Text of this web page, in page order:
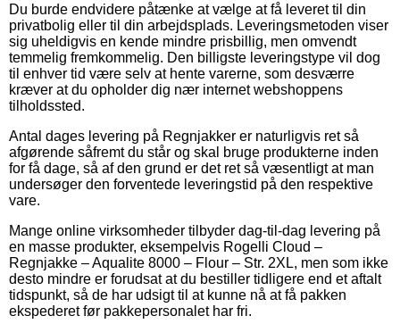
Du burde endvidere påtænke at vælge at få leveret til din
privatbolig eller til din arbejdsplads. Leveringsmetoden viser
sig uheldigvis en kende mindre prisbillig, men omvendt
temmelig fremkommelig. Den billigste leveringstype vil dog
til enhver tid være selv at hente varerne, som desværre
kræver at du opholder dig nær internet webshoppens
tilholdssted.
Antal dages levering på Regnjakker er naturligvis ret så
afgørende såfremt du står og skal bruge produkterne inden
for få dage, så af den grund er det ret så væsentligt at man
undersøger den forventede leveringstid på den respektive
vare.
Mange online virksomheder tilbyder dag-til-dag levering på
en masse produkter, eksempelvis Rogelli Cloud –
Regnjakke – Aqualite 8000 – Flour – Str. 2XL, men som ikke
desto mindre er forudsat at du bestiller tidligere end et aftalt
tidspunkt, så de har udsigt til at kunne nå at få pakken
ekspederet før pakkepersonalet har fri.